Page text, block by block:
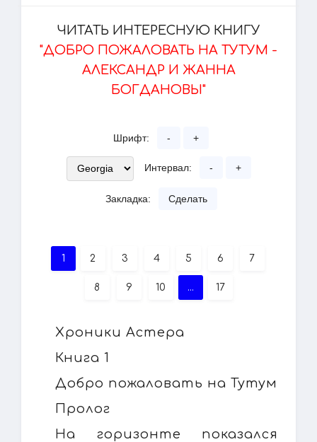
ЧИТАТЬ ИНТЕРЕСНУЮ КНИГУ
"ДОБРО ПОЖАЛОВАТЬ НА ТУТУМ -
АЛЕКСАНДР И ЖАННА
БОГДАНОВЫ"
Шрифт: - +
Интервал: - +
Закладка: Сделать
1 2 3 4 5 6 7
8 9 10 ... 17
Хроники Астера
Книга 1
Добро пожаловать на Тутум
Пролог
На горизонте показался